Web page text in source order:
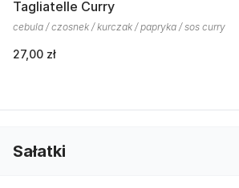
Tagliatelle Curry
cebula / czosnek / kurczak / papryka / sos curry
27,00 zł
Sałatki